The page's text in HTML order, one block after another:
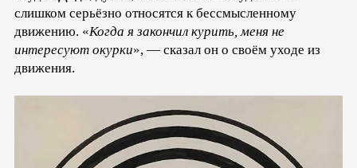
слишком серьёзно относятся к бессмысленному
движению. «Когда я закончил курить, меня не
интересуют окурки», — сказал он о своём уходе из
движения.